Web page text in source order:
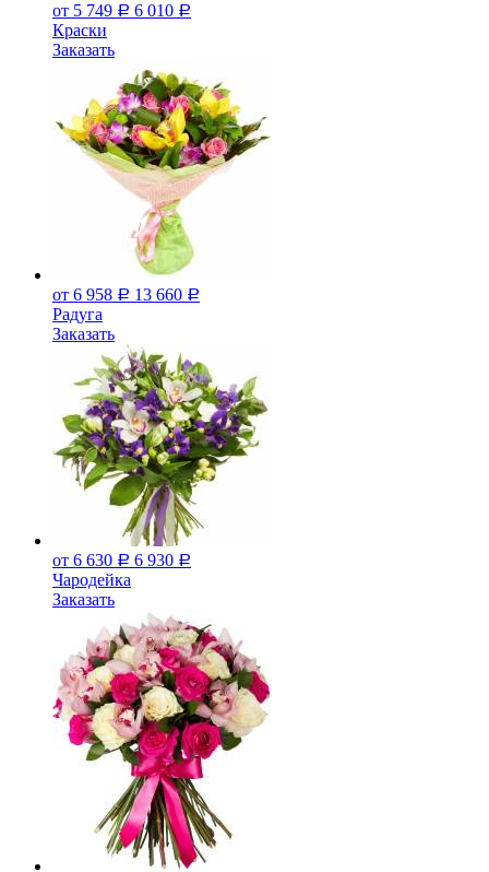
от 5 749 Р 6 010 Р
Краски
Заказать
от 6 958 Р 13 660 Р
Радуга
Заказать
от 6 630 Р 6 930 Р
Чародейка
Заказать